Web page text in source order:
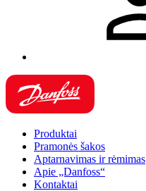
Produktai
Pramonės šakos
Aptarnavimas ir rėmimas
Apie „Danfoss“
Kontaktai